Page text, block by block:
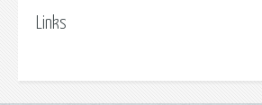
Links